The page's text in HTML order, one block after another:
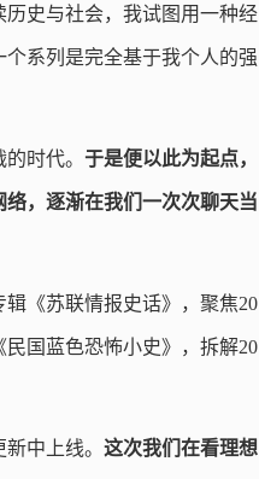
史与社会，我试图用一种经
系列是完全基于我个人的强
时代。 于是便以此为起点，
，逐渐在我们一次次聊天当
《苏联情报史话》，聚焦20
国蓝色恐怖小史》，拆解20
中上线。 这次我们在看理想